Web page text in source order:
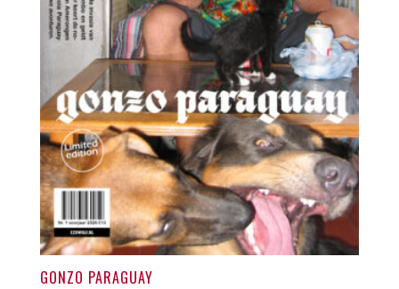
GONZO PARAGUAY